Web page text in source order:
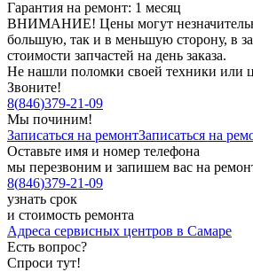
Гарантия на ремонт: 1 месяц
ВНИМАНИЕ! Цены могут
большую, так и в меньшую сторону, в
стоимости запчастей на день заказа.
Не нашли поломки своей техники или
Звоните!
8(846)379-21-09
Мы починим!
Записаться на ремонтЗаписаться на
Оставьте имя и номер телефона
мы перезвоним и запишем вас на
8(846)379-21-09
узнать срок
и стоимость ремонта
Адреса сервисных центров в Самаре
Есть вопрос?
Спроси тут!